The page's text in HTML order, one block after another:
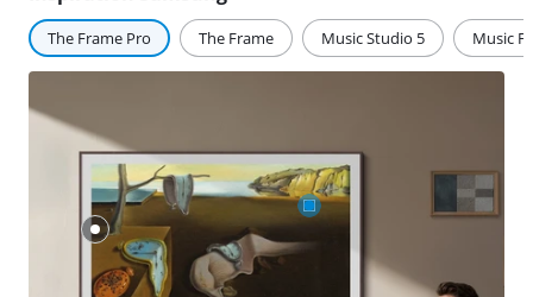
The Frame Pro The Frame Music Studio 5 Music